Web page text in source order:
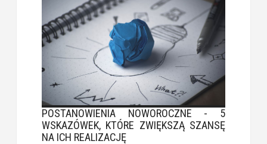
POSTANOWIENIA NOWOROCZNE - 5
WSKAZÓWEK, KTÓRE ZWIĘKSZĄ SZANSĘ
NA ICH REALIZACJĘ